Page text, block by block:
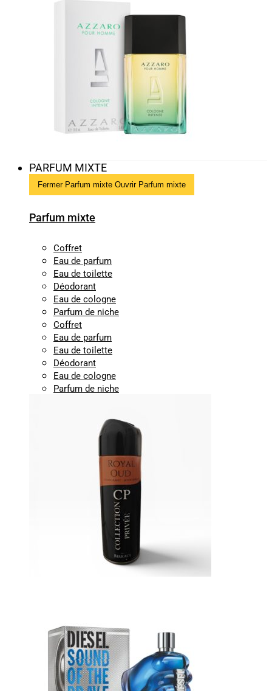
PARFUM MIXTE
Fermer Parfum mixte Ouvrir Parfum mixte
Parfum mixte
Coffret
Eau de parfum
Eau de toilette
Déodorant
Eau de cologne
Parfum de niche
Coffret
Eau de parfum
Eau de toilette
Déodorant
Eau de cologne
Parfum de niche